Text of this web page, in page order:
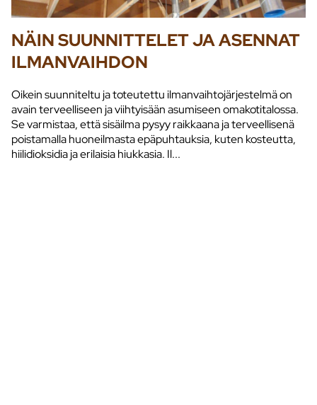
NÄIN SUUNNITTELET JA ASENNAT
ILMANVAIHDON
Oikein suunniteltu ja toteutettu ilmanvaihtojärjestelmä on
avain terveelliseen ja viihtyisään asumiseen omakotitalossa.
Se varmistaa, että sisäilma pysyy raikkaana ja terveellisenä
poistamalla huoneilmasta epäpuhtauksia, kuten kosteutta,
hiilidioksidia ja erilaisia hiukkasia. Il...